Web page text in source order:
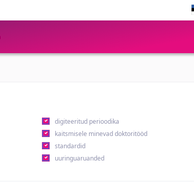
digiteeritud perioodika
kaitsmisele minevad doktoritööd
standardid
uuringuaruanded